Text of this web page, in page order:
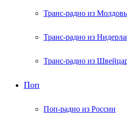
Транс-радио из
Транс-радио из
Транс-радио из
Поп
Поп-радио из России